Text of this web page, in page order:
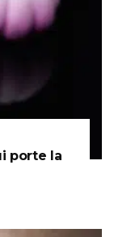
porte la